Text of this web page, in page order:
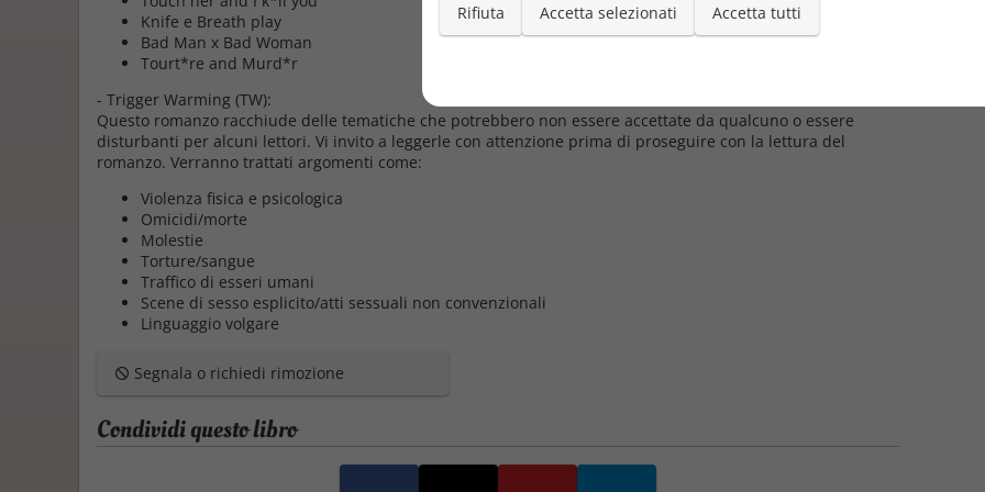
Knife e Breath play
Bad Man x Bad Woman
Tourt*re and Murd*r
- Trigger Warming (TW):
Questo romanzo racchiude delle tematiche che potrebbero non essere accettate da qualcuno o essere
disturbanti per alcuni lettori. Vi invito a leggerle con attenzione prima di proseguire con la lettura del
romanzo. Verranno trattati argomenti come:
Violenza fisica e psicologica
Omicidi/morte
Molestie
Torture/sangue
Traffico di esseri umani
Scene di sesso esplicito/atti sessuali non convenzionali
Linguaggio volgare
Segnala o richiedi rimozione
Condividi questo libro
Rifiuta Accetta selezionati Accetta tutti